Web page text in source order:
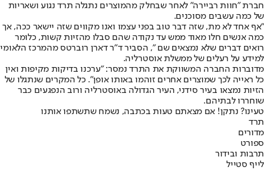
חברת "חוות רביירה" לאחר שבחלק מהמוצרים נתגלה תרד נגוע ושאריות
של כמה עשבים מסוכנים.
"אף אחד לא מת, שזה דבר טוב בפני עצמו ואנו מקווים שזה יישאר ככה, אך
כמה אנשים חלו מאוד ממש עד נקודה שהם סבלו מהזיות קשות, כלומר
רואים דברים שלא נמצאים שם ", הסביר ד"ר דארן רוברטס מהמרכז הלאומי
למידע על רעלים של ממשלת אוסטרליה.
מדוברות החברה המשווקת את התרד נמסר: "ערכנו בדיקות מקיפות ואין
כל ראייה לכך שמוצרים אחרים זוהמו באותו אופן". כל המקרים שנתגלו של
הזיות נמצאו בעיר סידני, העיר הגדולה באוסטרליה ורוב הנפגעים כבר
שוחררו לבתיהם.
טעינו? נתקן! אם מצאתם טעות בכתבה, נשמח שתשתפו אותנו
תרד
מדורים
ספורט
תרבות ובידור
לייף סטייל